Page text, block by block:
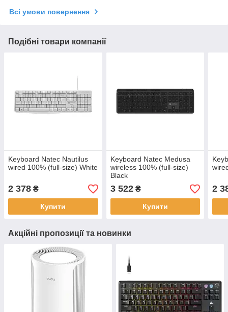
Всі умови повернення
Подібні товари компанії
Keyboard Natec Nautilus
wired 100% (full-size) White
2 378 ₴
Купити
Keyboard Natec Medusa
wireless 100% (full-size)
Black
3 522₴
Купити
2
Акційні пропозиції та новинки